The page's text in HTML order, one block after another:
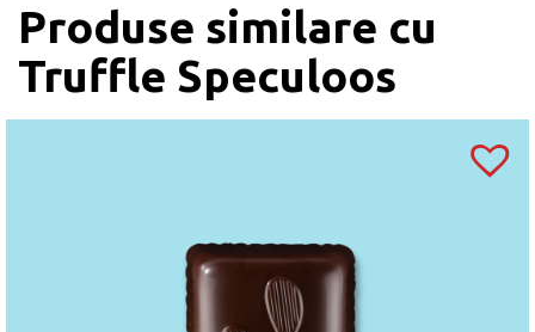
Produse similare cu
Truffle Speculoos